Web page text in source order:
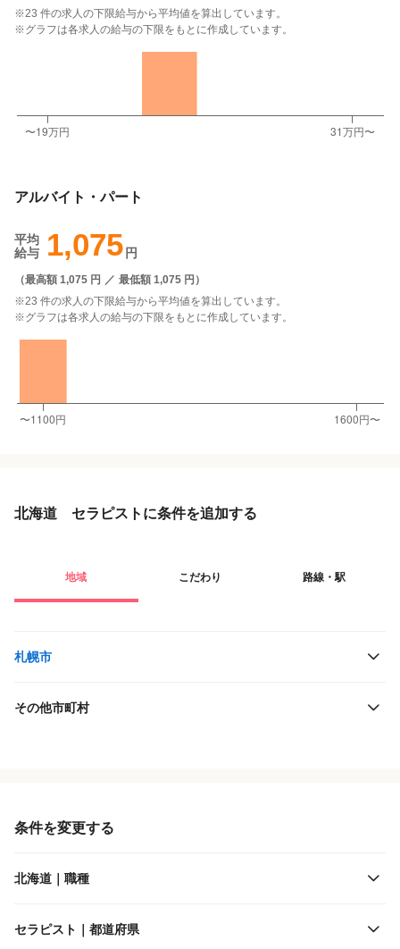
※23 件の求人の下限給与から平均値を算出しています。
※グラフは各求人の給与の下限をもとに作成しています。
アルバイト・パート
平均
給与
1,075 円
（最高額 1,075 円 ／ 最低額 1,075 円 ）
※23 件の求人の下限給与から平均値を算出しています。
※グラフは各求人の給与の下限をもとに作成しています。
北海道 セラピストに条件を追加する
地域 こだわり 路線・駅
札幌市
その他市町村
条件を変更する
北海道｜職種
セラピスト｜都道府県